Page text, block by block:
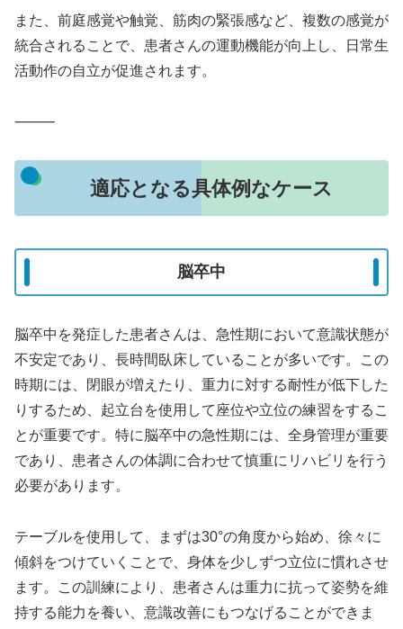
また、前庭感覚や触覚、筋肉の緊張感など、複数の感覚が
統合されることで、患者さんの運動機能が向上し、日常生
活動作の自立が促進されます。
⸻
適応となる具体例なケース
脳卒中
脳卒中を発症した患者さんは、急性期において意識状態が
不安定であり、長時間臥床していることが多いです。この
時期には、閉眼が増えたり、重力に対する耐性が低下した
りするため、起立台を使用して座位や立位の練習をするこ
とが重要です。特に脳卒中の急性期には、全身管理が重要
であり、患者さんの体調に合わせて慎重にリハビリを行う
必要があります。
テーブルを使用して、まずは30°の角度から始め、徐々に
傾斜をつけていくことで、身体を少しずつ立位に慣れさせ
ます。この訓練により、患者さんは重力に抗って姿勢を維
持する能力を養い、意識改善にもつなげることができま